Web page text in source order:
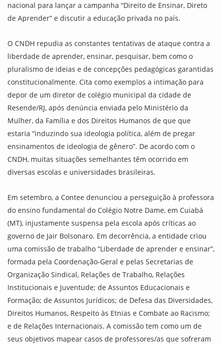
nacional para lançar a campanha “Direito de Ensinar, Direto
de Aprender” e discutir a educação privada no país.
O CNDH repudia as constantes tentativas de ataque contra a
liberdade de aprender, ensinar, pesquisar, bem como o
pluralismo de ideias e de concepções pedagógicas garantidas
constitucionalmente. Cita como exemplos a intimação para
depor de um diretor de colégio municipal da cidade de
Resende/RJ, após denúncia enviada pelo Ministério da
Mulher, da Família e dos Direitos Humanos de que que
estaria “induzindo sua ideologia política, além de pregar
ensinamentos de ideologia de gênero”. De acordo com o
CNDH, muitas situações semelhantes têm ocorrido em
diversas escolas e universidades brasileiras.
Em setembro, a Contee denunciou a perseguição à professora
do ensino fundamental do Colégio Notre Dame, em Cuiabá
(MT), injustamente suspensa pela escola após críticas ao
governo de Jair Bolsonaro. Em decorrência, a entidade criou
uma comissão de trabalho “Liberdade de aprender e ensinar”,
formada pela Coordenação-Geral e pelas Secretarias de
Organização Sindical, Relações de Trabalho, Relações
Institucionais e Juventude; de Assuntos Educacionais e
Formação; de Assuntos Jurídicos; de Defesa das Diversidades,
Direitos Humanos, Respeito às Etnias e Combate ao Racismo;
e de Relações Internacionais. A comissão tem como um de
seus objetivos mapear casos de professores/as que sofreram